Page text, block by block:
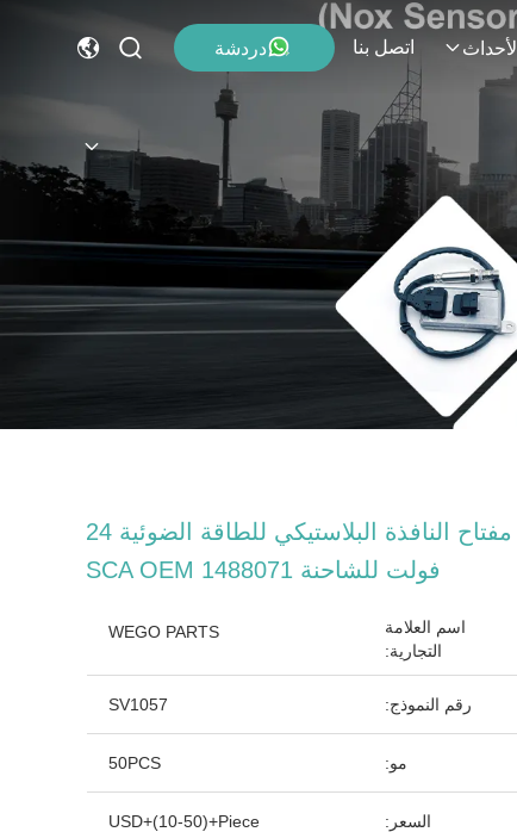
الأحداث اتصل بنا دردشة
مفتاح النافذة البلاستيكي للطاقة الضوئية 24
فولت للشاحنة SCA OEM 1488071
اسم العلامة
التجارية:
WEGO PARTS
رقم النموذج: SV1057
مو: 50PCS
السعر: USD+(10-50)+Piece